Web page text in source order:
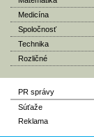
Medicína
Spoločnosť
Technika
Rozličné
PR správy
Súťaže
Reklama